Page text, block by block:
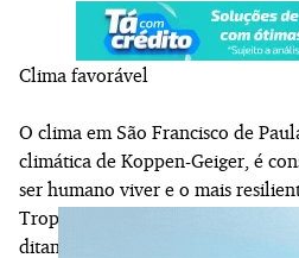
Clima favorável
O clima em São Francisco de
climática de Koppen-Geiger, é
ser humano viver e o mais
Tropical temperado, ocorre em
ditando, cada vez mais, as